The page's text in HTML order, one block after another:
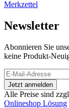
Merkzettel
Newsletter
Abonnieren Sie
keine Produkt-
Alle Preise sind
Onlineshop Lösung